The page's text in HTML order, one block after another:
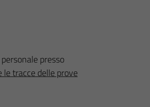
presso
le tracce delle prove